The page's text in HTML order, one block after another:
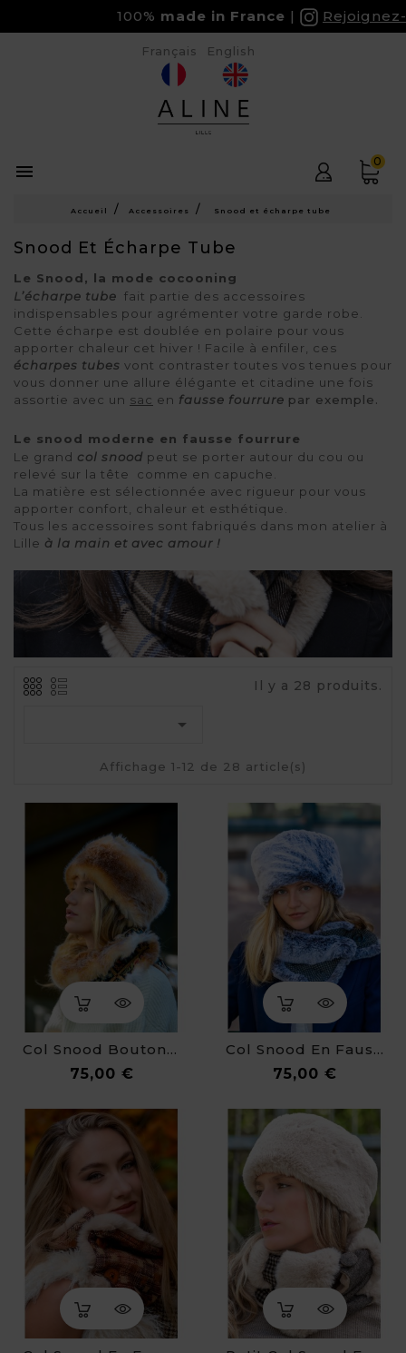
100%made in France Rejoignez-
 0
Français English
Accueil Accessoires Snood et écharpe tube
Snood Et Écharpe Tube
Le Snood, la mode cocooning
L’écharpe tube fait partie des accessoires
indispensables pour agrémenter votre garde robe.
Cette écharpe est doublée en polaire pour vous
écharpes tubes vont contraster toutes vos tenues pour
vous donner une allure élégante et citadine une fois
assortie avec un sac en fausse fourrure par exemple.
Le snood moderne en fausse fourrure
Le grand col snood peut se porter autour du cou ou
relevé sur la tête  comme en capuche.
La matière est sélectionnée avec rigueur pour vous
apporter confort, chaleur et esthétique.
Tous les accessoires sont fabriqués dans mon atelier à
Lille à la main et avec amour !
Il y a 28 produits.

Affichage 1-12 de 28 article(s)
Col Snood Boutonné Agathe
75,00 €
Col Snood En Fausse Fourrure Eline
75,00 €